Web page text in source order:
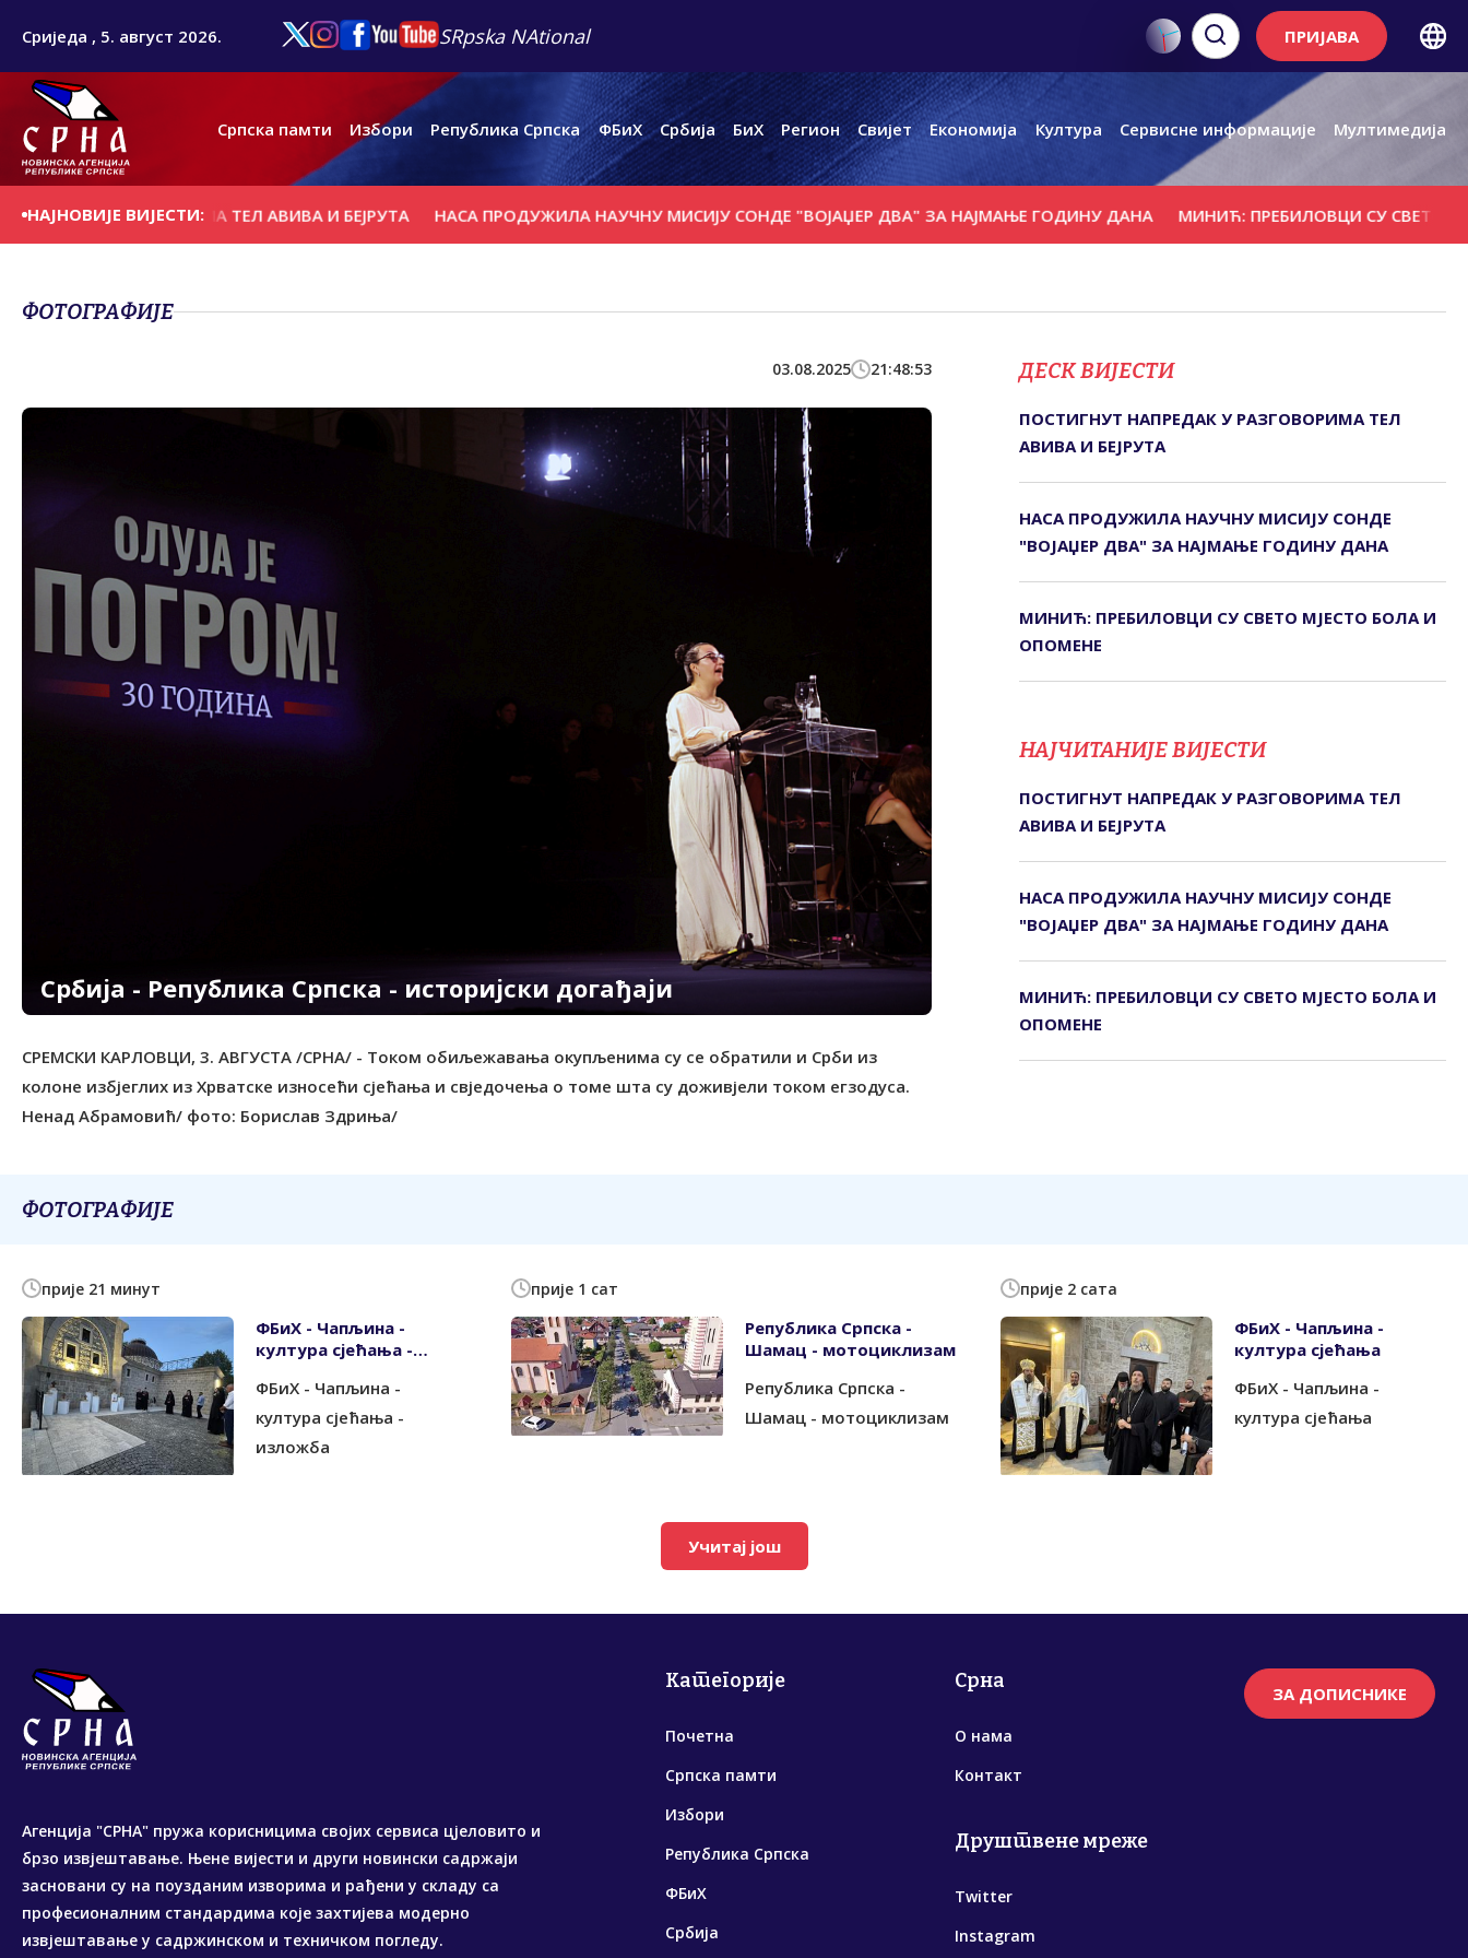
Сриједа , 5. август 2026. SRpska NAtional ПРИЈАВА
Српска памти Избори Република Српска ФБиХ Србија БиХ Регион Свијет Економија Култура Сервисне информације Мултимедија
НАЈНОВИЈЕ ВИЈЕСТИ:
У РАЗГОВОРИМА ТЕЛ АВИВА И БЕЈРУТА НАСА ПРОДУЖИЛА НАУЧНУ МИСИЈУ СОНДЕ "ВОЈАЏЕР ДВА" ЗА НАЈМАЊЕ ГОДИНУ ДАНА МИНИЋ: ПРЕБИЛОВЦИ СУ СВЕТО МЈЕСТО
ФОТОГРАФИЈЕ
03.08.2025 21:48:53
Србија - Република Српска - историјски догађаји
СРЕМСКИ КАРЛОВЦИ, 3. АВГУСТА /СРНА/ - Током обиљежавања окупљенима су се обратили и Срби из
колоне избјеглих из Хрватске износећи сјећања и свједочења о томе шта су доживјели током егзодуса.
Ненад Абрамовић/ фото: Борислав Здриња/
ДЕСК ВИЈЕСТИ
ПОСТИГНУТ НАПРЕДАК У РАЗГОВОРИМА ТЕЛ
АВИВА И БЕЈРУТА
НАСА ПРОДУЖИЛА НАУЧНУ МИСИЈУ СОНДЕ
"ВОЈАЏЕР ДВА" ЗА НАЈМАЊЕ ГОДИНУ ДАНА
МИНИЋ: ПРЕБИЛОВЦИ СУ СВЕТО МЈЕСТО БОЛА И
ОПОМЕНЕ
НАЈЧИТАНИЈЕ ВИЈЕСТИ
ПОСТИГНУТ НАПРЕДАК У РАЗГОВОРИМА ТЕЛ
АВИВА И БЕЈРУТА
НАСА ПРОДУЖИЛА НАУЧНУ МИСИЈУ СОНДЕ
"ВОЈАЏЕР ДВА" ЗА НАЈМАЊЕ ГОДИНУ ДАНА
МИНИЋ: ПРЕБИЛОВЦИ СУ СВЕТО МЈЕСТО БОЛА И
ОПОМЕНЕ
ФОТОГРАФИЈЕ
прије 21 минут
ФБиХ - Чапљина -
култура сјећања -
ФБиХ - Чапљина -
култура сјећања -
изложба
прије 1 сат
Република Српска -
Шамац - мотоциклизам
Република Српска -
Шамац - мотоциклизам
прије 2 сата
ФБиХ - Чапљина -
култура сјећања
ФБиХ - Чапљина -
култура сјећања
Учитај још
Агенција "СРНА" пружа корисницима својих сервиса цјеловито и
брзо извјештавање. Њене вијести и други новински садржаји
засновани су на поузданим изворима и рађени у складу са
професионалним стандардима које захтијева модерно
извјештавање у садржинском и техничком погледу.
Категорије
Почетна
Српска памти
Избори
Република Српска
ФБиХ
Србија
Срна
О нама
Контакт
Друштвене мреже
Twitter
Instagram
ЗА ДОПИСНИКЕ